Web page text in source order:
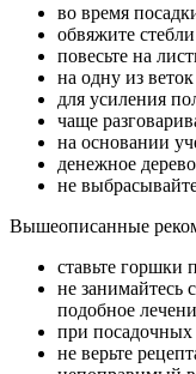
во время
обвяжите
повесьте на
на одну из
для усиления
чаще
на основании
денежное
не
Вышеописанные
ставьте горшки
не занимайтесь
подобное
при посадочных
не верьте